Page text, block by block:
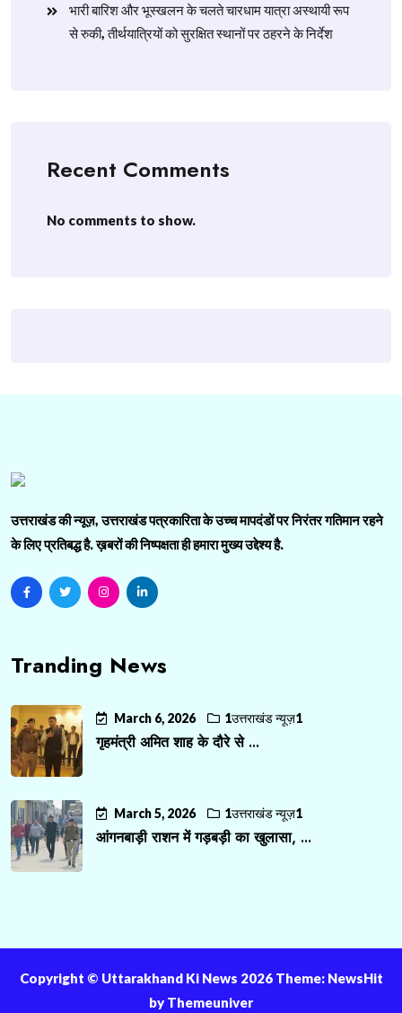
​भारी बारिश और भूस्खलन के चलते चारधाम यात्रा अस्थायी रूप
से रुकी, तीर्थयात्रियों को सुरक्षित स्थानों पर ठहरने के निर्देश
Recent Comments
No comments to show.
उत्तराखंड की न्यूज़, उत्तराखंड पत्रकारिता के उच्च मापदंडों पर निरंतर गतिमान रहने
के लिए प्रतिबद्ध है. ख़बरों की निष्पक्षता ही हमारा मुख्य उद्देश्य है.
Tranding News
March 6, 2026 1उत्तराखंड न्यूज़1
गृहमंत्री अमित शाह के दौरे से ...
March 5, 2026 1उत्तराखंड न्यूज़1
आंगनबाड़ी राशन में गड़बड़ी का खुलासा, ...
Copyright ©️ Uttarakhand Ki News 2026 Theme: NewsHit
by Themeuniver